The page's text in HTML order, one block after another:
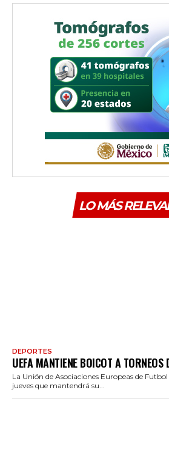
LO MÁS
DEPORTES
UEFA MANTIENE BOICOT A TORNEOS
La Unión de Asociaciones Europeas de
jueves que mantendrá su...